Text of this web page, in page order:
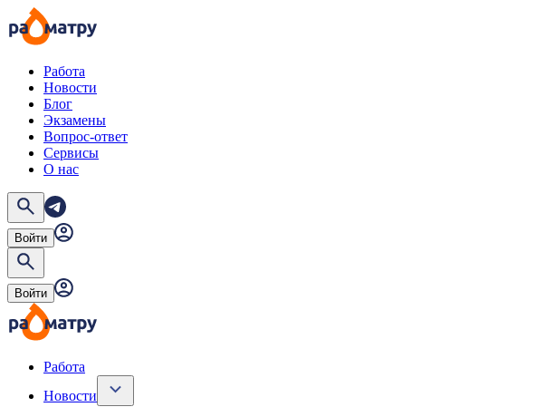
Работа
Новости
Блог
Экзамены
Вопрос-ответ
Сервисы
О нас
Войти
Войти
Работа
Новости